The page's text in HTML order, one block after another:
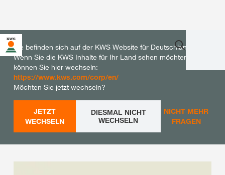
Sie befinden sich auf der KWS Website für Deutschland.
Wenn Sie die KWS Inhalte für Ihr Land sehen möchten,
können Sie hier wechseln:
https://www.kws.com/corp/en/
Möchten Sie jetzt wechseln?
JETZT
WECHSELN
DIESMAL NICHT
WECHSELN
NICHT MEHR
FRAGEN